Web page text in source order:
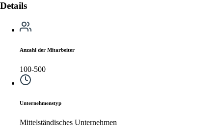
Details
Anzahl der Mitarbeiter
100-500
Unternehmenstyp
Mittelständisches Unternehmen